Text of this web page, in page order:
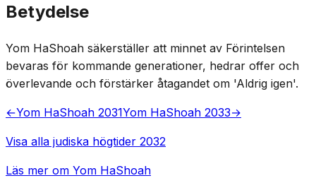
Betydelse
Yom HaShoah säkerställer att minnet av Förintelsen
bevaras för kommande generationer, hedrar offer och
överlevande och förstärker åtagandet om 'Aldrig igen'.
←Yom HaShoah 2031Yom HaShoah 2033→
Visa alla judiska högtider 2032
Läs mer om Yom HaShoah